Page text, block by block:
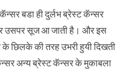
बडा ही दुर्लभ ब्रेस्ट कॅन्सर
उसपर सूज आ जाती है। और इस
छिलके की तरह उभरी हुयी दिखती
अन्य ब्रेस्ट कॅन्सर के मुकाबला